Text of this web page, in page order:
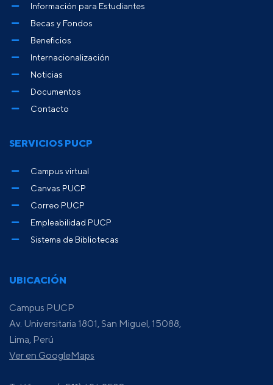
UBICACIÓN
Campus PUCP
Av. Universitaria 1801, San Miguel, 15088,
Lima, Perú
Ver en GoogleMaps
Información para Estudiantes
Becas y Fondos
Beneficios
Internacionalización
Noticias
Documentos
Contacto
SERVICIOS PUCP
Campus virtual
Canvas PUCP
Correo PUCP
Empleabilidad PUCP
Sistema de Bibliotecas